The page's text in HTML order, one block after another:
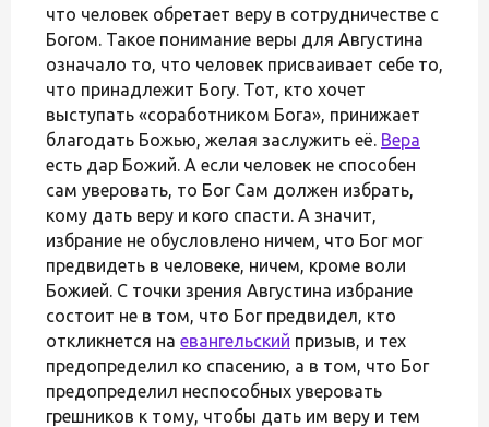
что человек обретает веру в сотрудничестве с
Богом. Такое понимание веры для Августина
означало то, что человек присваивает себе то,
что принадлежит Богу. Тот, кто хочет
выступать «соработником Бога», принижает
благодать Божью, желая заслужить её. Вера
есть дар Божий. А если человек не способен
сам уверовать, то Бог Сам должен избрать,
кому дать веру и кого спасти. А значит,
избрание не обусловлено ничем, что Бог мог
предвидеть в человеке, ничем, кроме воли
Божией. С точки зрения Августина избрание
состоит не в том, что Бог предвидел, кто
откликнется на евангельский призыв, и тех
предопределил ко спасению, а в том, что Бог
предопределил неспособных уверовать
грешников к тому, чтобы дать им веру и тем